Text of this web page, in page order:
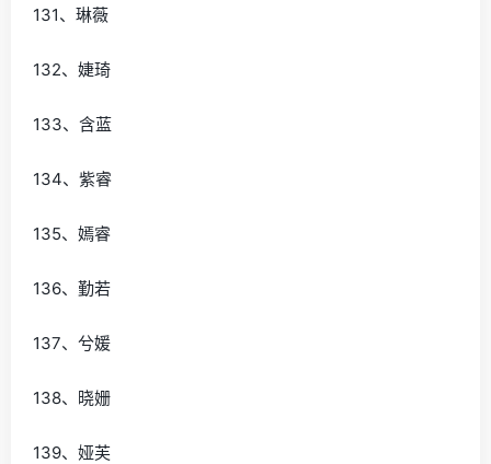
131、琳薇
132、婕琦
133、含蓝
134、紫睿
135、嫣睿
136、勤若
137、兮媛
138、晓姗
139、娅芙